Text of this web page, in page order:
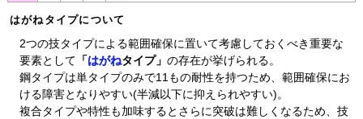
はがねタイプについて
2つの技タイプによる範囲確保に置いて考慮しておくべき重要な
要素として 「 はがねタイプ」 の存在が挙げられる。
鋼タイプは単タイプのみで11もの耐性を持つため、範囲確保にお
ける障害となりやすい(半減以下に抑えられやすい)。
複合タイプや特性も加味するとさらに突破は難しくなるため、技